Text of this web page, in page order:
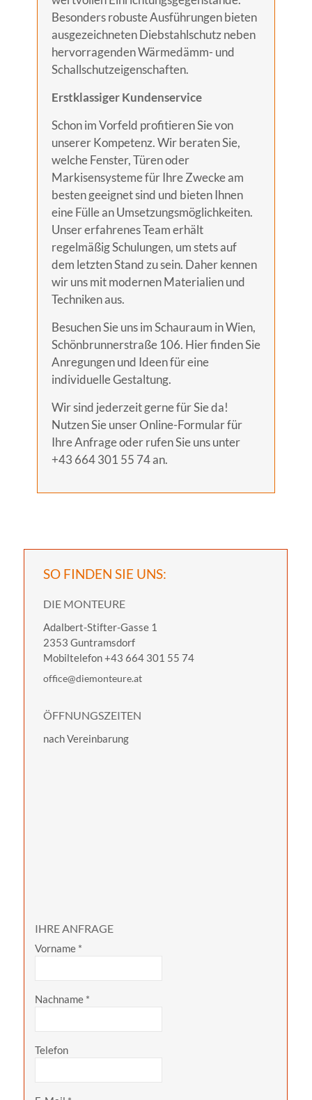
Besonders robuste Ausführungen bieten
ausgezeichneten Diebstahlschutz neben
hervorragenden Wärmedämm- und
Schallschutzeigenschaften.
Erstklassiger Kundenservice
Schon im Vorfeld profitieren Sie von
unserer Kompetenz. Wir beraten Sie,
welche Fenster, Türen oder
Markisensysteme für Ihre Zwecke am
besten geeignet sind und bieten Ihnen
eine Fülle an Umsetzungsmöglichkeiten.
Unser erfahrenes Team erhält
regelmäßig Schulungen, um stets auf
dem letzten Stand zu sein. Daher kennen
wir uns mit modernen Materialien und
Techniken aus.
Besuchen Sie uns im Schauraum in Wien,
Schönbrunnerstraße 106. Hier finden Sie
Anregungen und Ideen für eine
individuelle Gestaltung.
Wir sind jederzeit gerne für Sie da!
Nutzen Sie unserOnline-Formularfür
Ihre Anfrage oder rufen Sie uns unter
+43 664 301 55 74 an.
SO FINDEN SIE UNS:
DIE MONTEURE
Adalbert-Stifter-Gasse 1
2353 Guntramsdorf
Mobiltelefon+43 664 301 55 74
office@diemonteure.at
ÖFFNUNGSZEITEN
nach Vereinbarung
IHRE ANFRAGE
Vorname *
Nachname *
Telefon